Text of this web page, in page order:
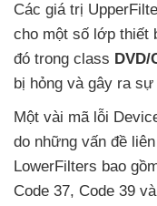
Các giá trị
cho một số lớp thiết
đó trong class DVD/
bị hỏng và gây ra sự
Một vài mã lỗi
do những vấn đề
LowerFilters bao
Code 37, Code 39